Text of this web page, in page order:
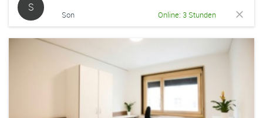
S
Son Online: 3 Stunden